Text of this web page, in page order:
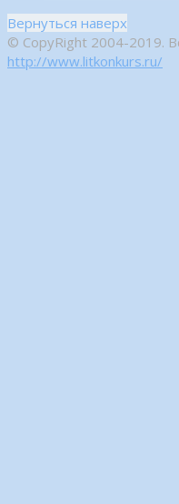
Вернуться наверх
© CopyRight 2004-2019.
http://www.litkonkurs.ru/